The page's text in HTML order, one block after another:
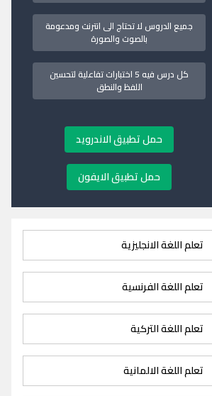
جميع الدروس لا تحتاج الى انترنت ومدعومة
بالصوت والصورة
كل درس فيه 5 اختبارات تفاعلية لتحسين
اللفظ والنطق
حمل تطبيق الاندرويد
حمل تطبيق الايفون
تعلم اللغة الانجليزية
تعلم اللغة الفرنسية
تعلم اللغة التركية
تعلم اللغة الالمانية